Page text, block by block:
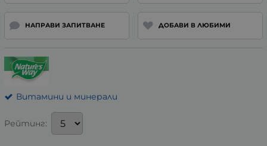
НАПРАВИ ЗАПИТВАНЕ ДОБАВИ В ЛЮБИМИ
Витамини и минерали
Рейтинг: